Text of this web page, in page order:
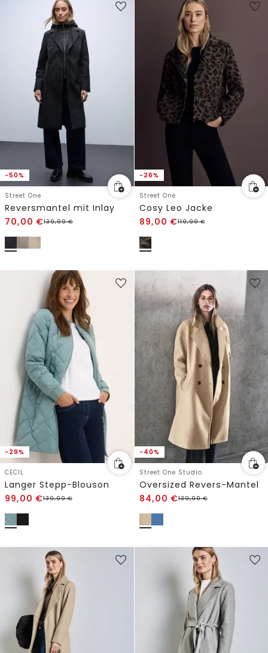
-50%
Street One
Reversmantel mit Inlay
70,00 €139,99€
-26%
Street One
Cosy Leo Jacke
89,00 €119,99€
-29%
CECIL
Langer Stepp-Blouson
99,00 €139,99€
-40%
Street One Studio
Oversized Revers-Mantel
84,00 €139,99€